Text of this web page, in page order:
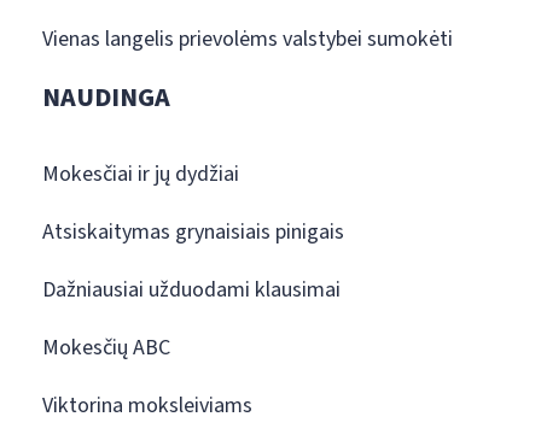
Vienas langelis prievolėms valstybei sumokėti
NAUDINGA
Mokesčiai ir jų dydžiai
Atsiskaitymas grynaisiais pinigais
Dažniausiai užduodami klausimai
Mokesčių ABC
Viktorina moksleiviams